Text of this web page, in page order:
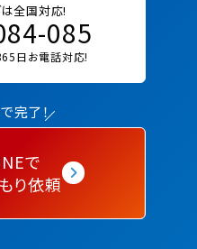
は全国対応!
085
日お電話対応!
完了！
で
り依頼